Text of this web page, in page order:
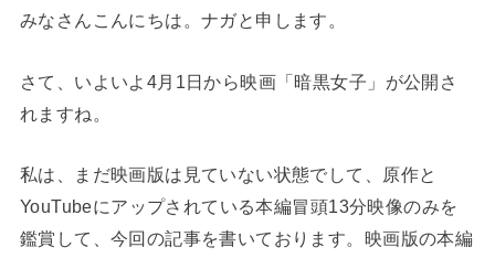
みなさんこんにちは。ナガと申します。
さて、いよいよ4月1日から映画「暗黒女子」が公開さ
れますね。
私は、まだ映画版は見ていない状態でして、原作と
YouTubeにアップされている本編冒頭13分映像のみを
鑑賞して、今回の記事を書いております。映画版の本編